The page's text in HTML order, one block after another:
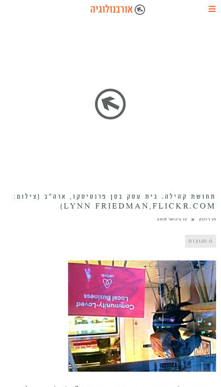
תחושת קהילה. בית עסק בסן פרנסיסקו, ארה”ב (צילום:
LYNN FRIEDMAN,FLICKR.COM)
חן רוזנק 12 בינואר 2016
0 תגובות